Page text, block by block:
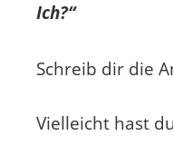
Ich?“
Schreib dir die
Vielleicht hast